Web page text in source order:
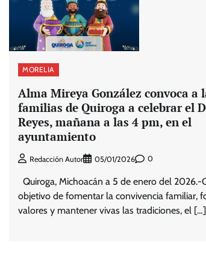
MORELIA
Alma Mireya González convoca a
familias de Quiroga a celebrar el
Reyes, mañana a las 4 pm, en el
ayuntamiento
Redacción Autor 05/01/2026 0
Quiroga, Michoacán a 5 de enero del 2026.-
objetivo de fomentar la convivencia familiar,
valores y mantener vivas las tradiciones, el […]